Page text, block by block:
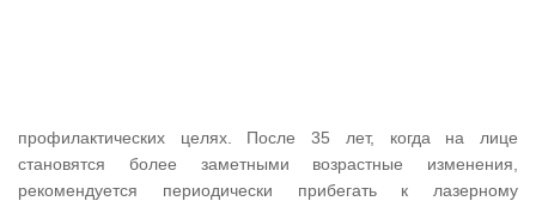
профилактических целях. После 35 лет, когда на лице
становятся более заметными возрастные изменения,
рекомендуется периодически прибегать к лазерному